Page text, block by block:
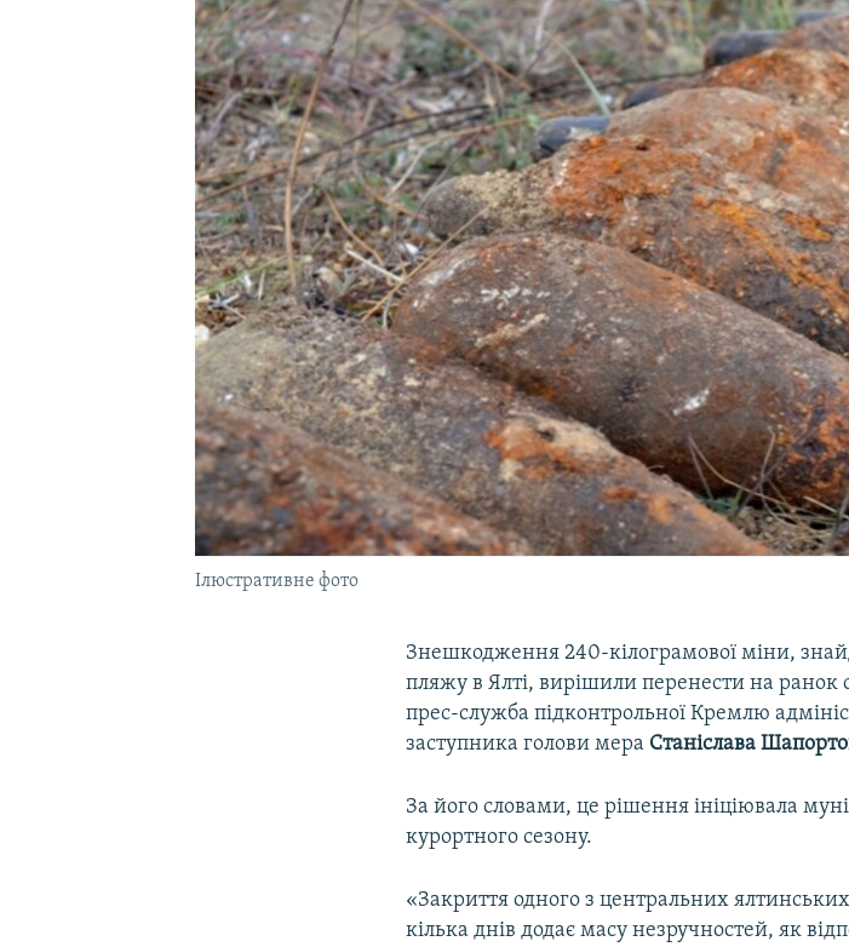
УКРАЇНСЬКА ПРОБЛЕМА КРИМУ
Ілюстративне фото
Знешкодження 240-кілограмової міни,
пляжу в Ялті, вирішили перенести на ранок
прес-служба підконтрольної Кремлю
заступника голови мера Станіслава
За його словами, це рішення ініціювала
курортного сезону.
«Закриття одного з центральних ялтинських
кілька днів додає масу незручностей, як